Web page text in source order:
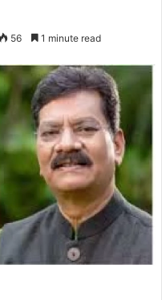
56 1 minute read